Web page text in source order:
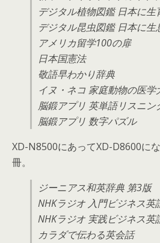
デジタル植物図鑑 日本に
デジタル昆虫図鑑 日本に生
アメリカ留学100の扉
日本国憲法
敬語早わかり辞典
イヌ・ネコ 家庭動物の医学
脳鍛アプリ 英単語リスニン
脳鍛アプリ 数字パズル
XD-N8500にあってXD-D8600に
冊。
ジーニアス和英辞典 第3版
NHKラジオ 入門ビジネス英
NHKラジオ 実践ビジネス英
カラダで伝わる英会話